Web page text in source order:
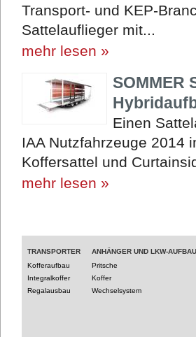
Transport- und KEP-
Sattelauflieger mit...
mehr lesen »
SOMMER
Einen
IAA Nutzfahrzeuge 2014
Koffersattel und
mehr lesen »
TRANSPORTER
Kofferaufbau
Integralkoffer
Regalausbau
ANHÄNGER UND LKW-
Pritsche
Koffer
Wechselsystem